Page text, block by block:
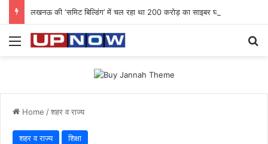
Menu
Home /शहर व राज्य
शहर व राज्य शिक्षा